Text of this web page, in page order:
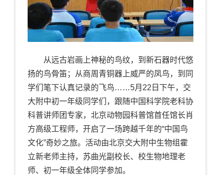
从远古岩画上神秘的鸟纹，到新石器时代悠
扬的鸟骨笛；从商周青铜器上威严的凤鸟，到同
学们笔下认真记录的飞鸟……5月22日下午，交
大附中初一年级同学们，跟随中国科学院老科协
科普讲师团专家，北京动物园科普馆首任馆长肖
方高级工程师，开启了一场跨越千年的“中国鸟
文化”奇妙之旅。活动由北京交大附中生物组霍
立新老师主持，苏曲光副校长、校生物地理老
师、初一年级全体同学参加。